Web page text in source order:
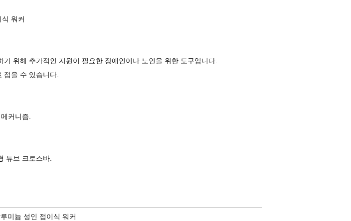
워커
위해 추가적인 지원이 필요한 장애인이나 노인을 위한 도구입니다.
접을 수 있습니다.
커니즘.
튜브 크로스바.
미늄 성인 접이식 워커